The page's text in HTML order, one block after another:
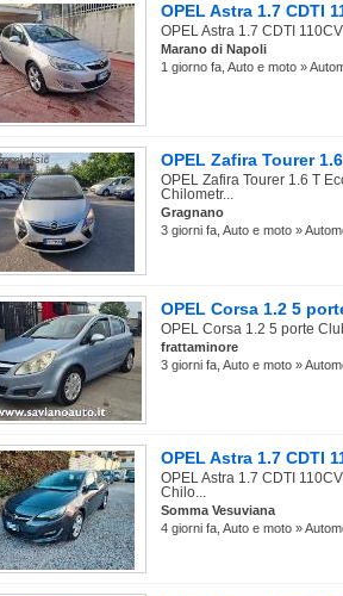
OPEL Astra 1.7 CDTI
OPEL Astra 1.7 CDTI
Marano di Napoli
1 giorno fa, Auto e moto »
OPEL Zafira Tourer
OPEL Zafira Tourer 1.6 T
Chilometr...
Gragnano
3 giorni fa, Auto e moto »
OPEL Corsa 1.2 5
OPEL Corsa 1.2 5 porte
frattaminore
3 giorni fa, Auto e moto »
OPEL Astra 1.7 CDTI
OPEL Astra 1.7 CDTI
Chilo...
Somma Vesuviana
4 giorni fa, Auto e moto »